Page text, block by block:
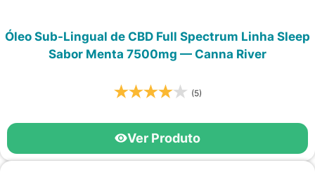
Óleo Sub-Lingual de CBD Full Spectrum Linha Sleep
Sabor Menta 7500mg — Canna River
(5)
Ver Produto